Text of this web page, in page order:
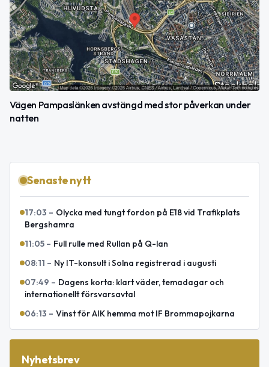
Vägen Pampaslänken avstängd med stor påverkan under
natten
Senaste nytt
17:03 – Olycka med tungt fordon på E18 vid Trafikplats
Bergshamra
11:05 – Full rulle med Rullan på Q-lan
08:11 – Ny IT-konsult i Solna registrerad i augusti
07:49 – Dagens korta: klart väder, temadagar och
internationellt försvarsavtal
06:13 – Vinst för AIK hemma mot IF Brommapojkarna
Nyhetsbrev